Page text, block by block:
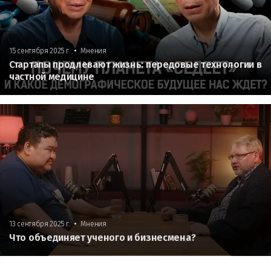
15 сентября 2025 г. • Мнения
Стартапы продлевают жизнь: передовые технологии в
частной медицине
13 сентября 2025 г. • Мнения
Что объединяет ученого и бизнесмена?